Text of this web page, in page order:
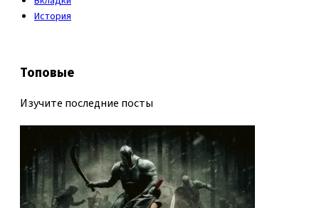
История
Топовые
Изучите последние посты